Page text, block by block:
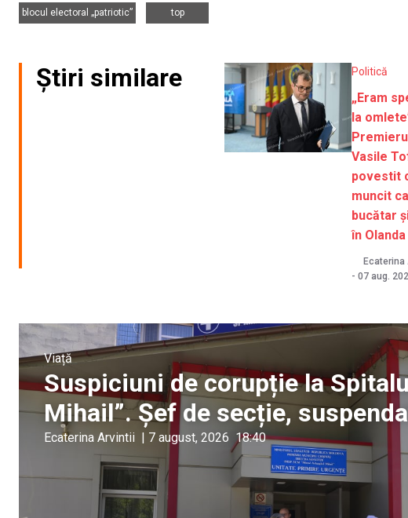
blocul electoral „patriotic”
top
Știri similare Politică
„Eram
la
Premierul
Vasile
povestit
muncit ca
bucătar
în Olanda
Ecaterina
- 07 aug.
Viață
Suspiciuni de corupție la
Mihail”. Șef de secție,
Ecaterina Arvintii 7 august, 2026 18:40